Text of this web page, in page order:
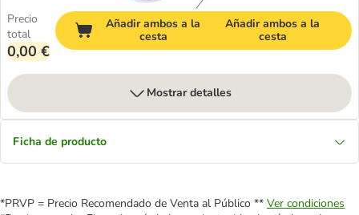
Precio
total
0,00 €
Añadir ambos a la
cesta
Añadir ambos a la
cesta
Mostrar detalles
Ficha de producto
*PRVP = Precio Recomendado de Venta al Público ** Ver condiciones